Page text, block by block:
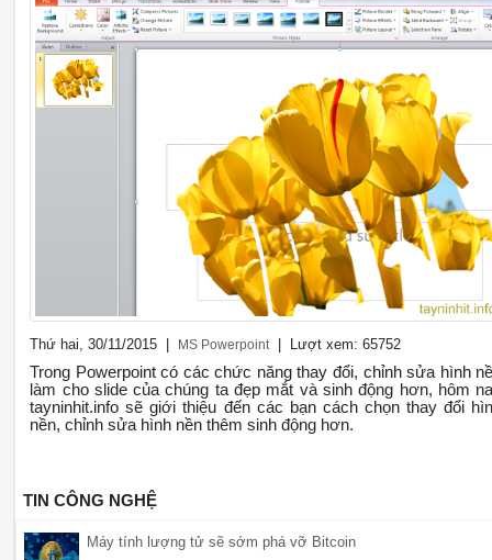
Thứ hai, 30/11/2015 | MS Powerpoint | Lượt xem: 65752
Trong Powerpoint có các chức năng thay đổi, chỉnh sửa hình
làm cho slide của chúng ta đẹp mắt và sinh động hơn, hôm
tayninhit.info sẽ giới thiệu đến các bạn cách chọn thay đổi
nền, chỉnh sửa hình nền thêm sinh động hơn.
TIN CÔNG NGHỆ
Máy tính lượng tử sẽ sớm phá vỡ Bitcoin